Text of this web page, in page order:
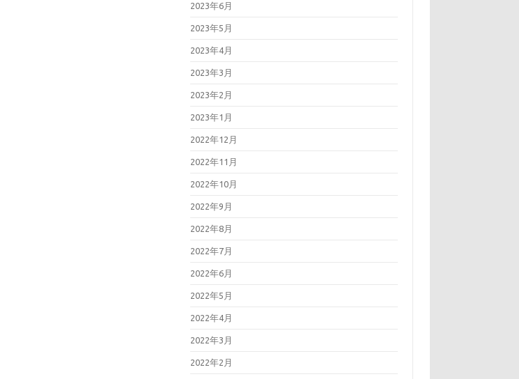
2023年6月
2023年5月
2023年4月
2023年3月
2023年2月
2023年1月
2022年12月
2022年11月
2022年10月
2022年9月
2022年8月
2022年7月
2022年6月
2022年5月
2022年4月
2022年3月
2022年2月